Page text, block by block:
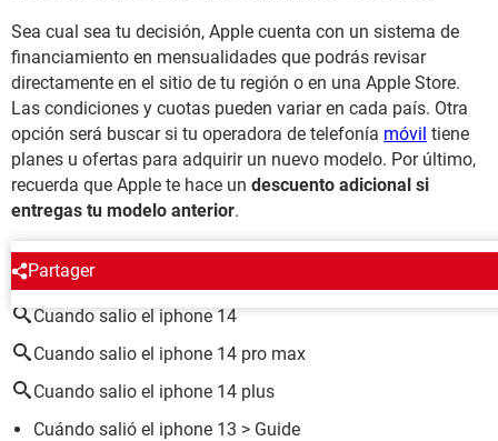
Sea cual sea tu decisión, Apple cuenta con un sistema de
financiamiento en mensualidades que podrás revisar
directamente en el sitio de tu región o en una Apple Store.
Las condiciones y cuotas pueden variar en cada país. Otra
opción será buscar si tu operadora de telefonía móvil tiene
planes u ofertas para adquirir un nuevo modelo. Por último,
recuerda que Apple te hace un descuento adicional si
entregas tu modelo anterior.
Partager
ALREDEDOR DEL MISMO TEMA
Cuando salio el iphone 14
Cuando salio el iphone 14 pro max
Cuando salio el iphone 14 plus
Cuándo salió el iphone 13 > Guide